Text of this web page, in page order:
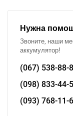
Нужна
Звоните, наши
аккумулятор!
(067) 538-88-
(098) 833-44-
(093) 768-11-